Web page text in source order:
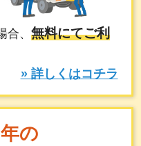
合、無料にてご利
» 詳しくはコチラ
の